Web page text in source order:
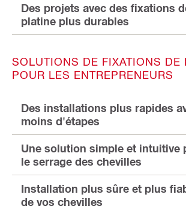
Des projets avec des fixations
platine plus durables
SOLUTIONS DE FIXATIONS DE
POUR LES ENTREPRENEURS
Des installations plus rapides
moins d'étapes
Une solution simple et intuitive
le serrage des chevilles
Installation plus sûre et plus
de vos chevilles